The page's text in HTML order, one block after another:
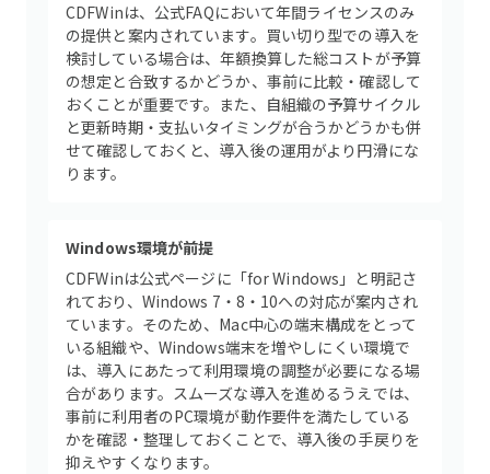
CDFWinは、公式FAQにおいて年間ライセンスのみ
の提供と案内されています。買い切り型での導入を
検討している場合は、年額換算した総コストが予算
の想定と合致するかどうか、事前に比較・確認して
おくことが重要です。また、自組織の予算サイクル
と更新時期・支払いタイミングが合うかどうかも併
せて確認しておくと、導入後の運用がより円滑にな
ります。
Windows環境が前提
CDFWinは公式ページに「for Windows」と明記さ
れており、Windows 7・8・10への対応が案内され
ています。そのため、Mac中心の端末構成をとって
いる組織や、Windows端末を増やしにくい環境で
は、導入にあたって利用環境の調整が必要になる場
合があります。スムーズな導入を進めるうえでは、
事前に利用者のPC環境が動作要件を満たしている
かを確認・整理しておくことで、導入後の手戻りを
抑えやすくなります。